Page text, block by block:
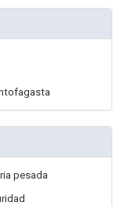
pesada